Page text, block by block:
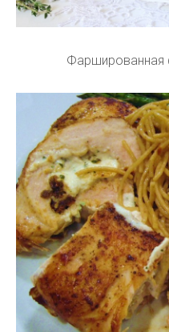
Фаршированная